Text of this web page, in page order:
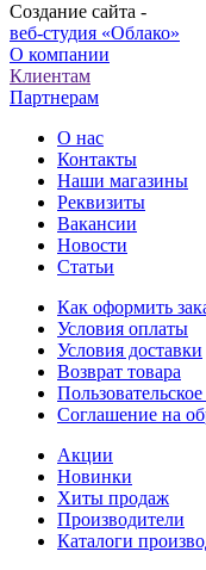
Создание сайта -
веб-студия «Облако»
О компании
Клиентам
Партнерам
О нас
Контакты
Наши магазины
Реквизиты
Вакансии
Новости
Статьи
Как оформить
Условия оплаты
Условия доставки
Возврат товара
Соглашение на
Акции
Новинки
Хиты продаж
Производители
Каталоги